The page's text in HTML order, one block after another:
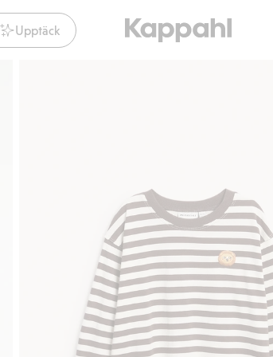
Upptäck
Gratis fraktalternativ Smidig